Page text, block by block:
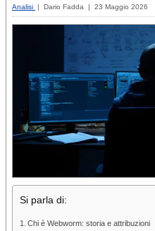
Analisi | Dario Fadda | 23 Maggio 2026
Si parla di:
Chi è Webworm: storia e attribuzioni